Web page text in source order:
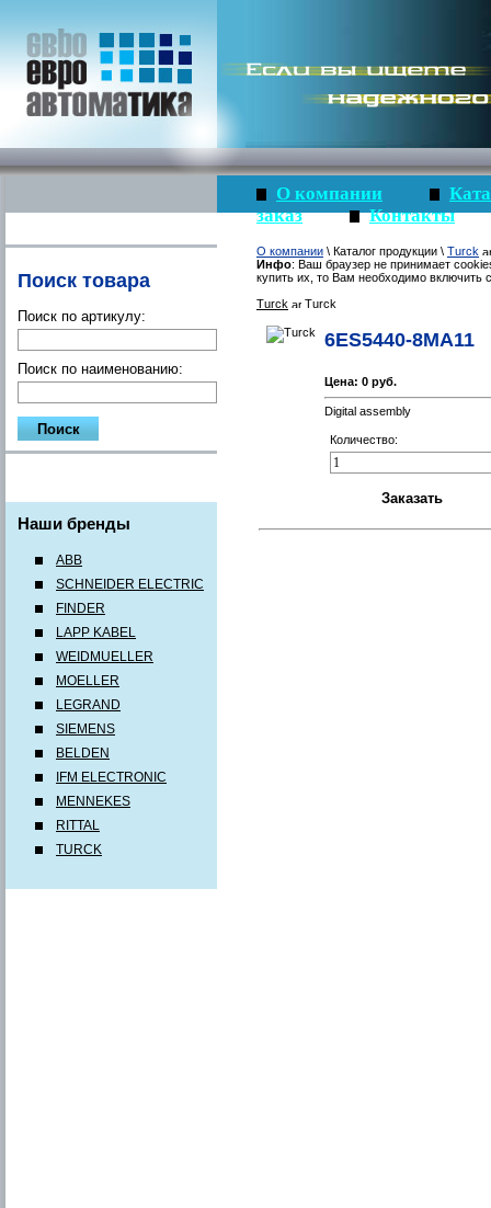
Поиск товара
Поиск по артикулу:
Поиск по наименованию:
Наши бренды
ABB
SCHNEIDER ELECTRIC
FINDER
LAPP KABEL
WEIDMUELLER
MOELLER
LEGRAND
SIEMENS
BELDEN
IFM ELECTRONIC
MENNEKES
RITTAL
TURCK
О компании
заказ
Контакты
О компании \ Каталог продукции \ Turck
Инфо: Ваш браузер не принимает
купить их, то Вам необходимо включить
Turck
Turck
6ES5440-8MA11
Цена: 0 руб.
Digital assembly
Количество: